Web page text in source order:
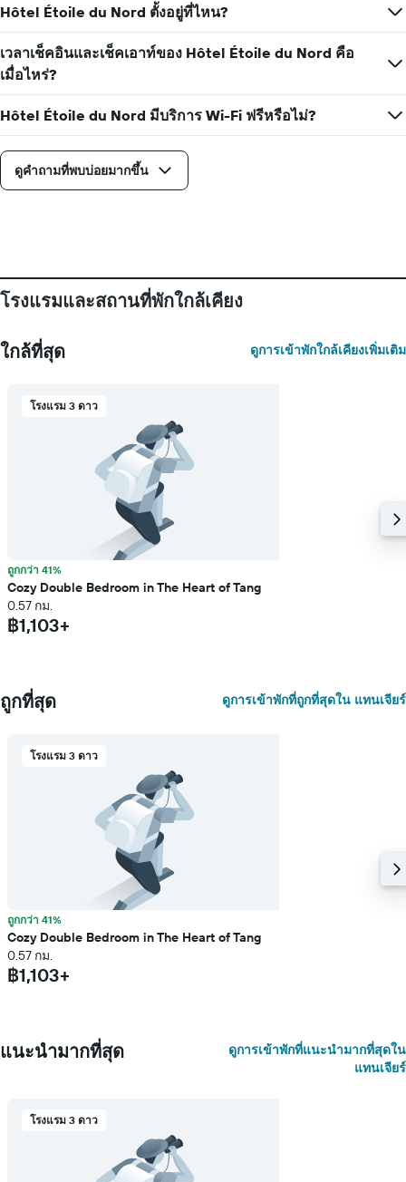
Hôtel Étoile du Nord ตั้งอยู่ที่ไหน?
เวลาเช็คอินและเช็คเอาท์ของ Hôtel Étoile du Nord คือ
เมื่อไหร่?
Hôtel Étoile du Nord มีบริการ Wi-Fi ฟรีหรือไม่?
ดูคำถามที่พบบ่อยมากขึ้น
โรงแรมและสถานที่พักใกล้เคียง
ใกล้ที่สุด ดูการเข้าพักใกล้เคียงเพิ่มเติม
โรงแรม 3 ดาว
ถูกกว่า 41%
Cozy Double Bedroom in The Heart of Tang
0.57 กม.
฿1,103+
ถูกที่สุด ดูการเข้าพักที่ถูกที่สุดใน แทนเจียร์
โรงแรม 3 ดาว
ถูกกว่า 41%
Cozy Double Bedroom in The Heart of Tang
0.57 กม.
฿1,103+
แนะนำมากที่สุด
ดูการเข้าพักที่แนะนำมากที่สุดใน
แทนเจียร์
โรงแรม 3 ดาว